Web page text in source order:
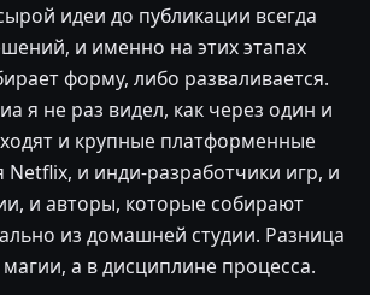
идеи до публикации всегда
и именно на этих этапах
форму, либо разваливается.
я не раз видел, как через один и
и крупные платформенные
и инди-разработчики игр, и
и авторы, которые собирают
из домашней студии. Разница
а в дисциплине процесса.